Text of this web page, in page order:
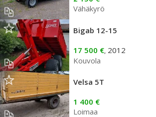
Vähäkyrö
Bigab 12-15
17 500 €, 2012
Kouvola
Velsa 5T
1 400 €
Loimaa